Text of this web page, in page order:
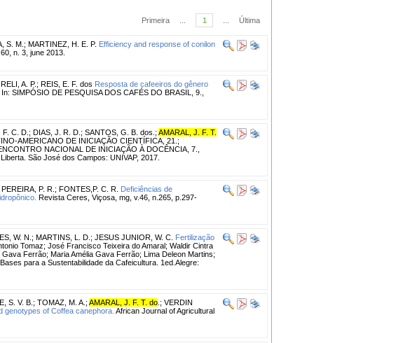
Primeira 1 Última
S. M. ; MARTINEZ, H. E. P. Efficiency and response of conilon
n. 3, june 2013.
A. P. ; REIS, E. F. dos Resposta de cafeeiros do gênero
In: SIMPÓSIO DE PESQUISA DOS CAFÉS DO BRASIL, 9.,
C. D. ; DIAS, J. R. D. ; SANTOS, G. B. dos. ; AMARAL, J. F. T.
AMERICANO DE INICIAÇÃO CIENTÍFICA, 21.;
NACIONAL DE INICIAÇÃO À DOCÊNCIA, 7.,
São José dos Campos: UNIVAP, 2017.
PEREIRA, P. R. ; FONTES,P. C. R. Deficiências de
Revista Ceres, Viçosa, mg, v.46, n.265, p.297-
W. N. ; MARTINS, L. D. ; JESUS JUNIOR, W. C. Fertilização
Tomaz; José Francisco Teixeira do Amaral; Waldir Cintra
Ferrão; Maria Amélia Gava Ferrão; Lima Deleon Martins;
para a Sustentabilidade da Cafeicultura. 1ed.Alegre:
S. V. B. ; TOMAZ, M. A. ; AMARAL, J. F. T. do ; VERDIN
genotypes of Coffea canephora. African Journal of Agricultural